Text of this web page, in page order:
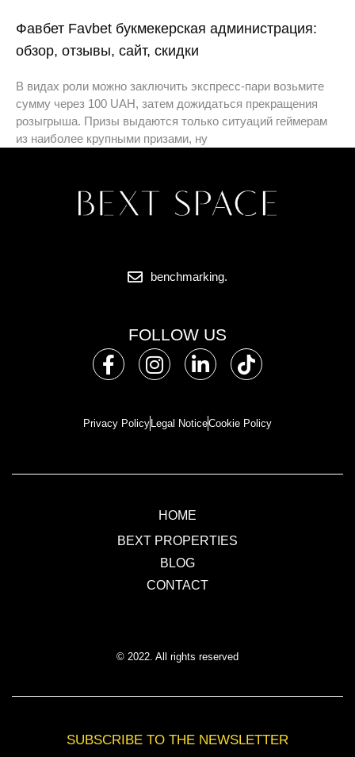
Фавбет Favbet букмекерская администрация:
обзор, отзывы, сайт, скидки
В видах роли можно заключить экспресс-пари возьмите
сумму через 100 UAH, затем дожидаться прекращения
розыгрыша. Призы выдаются только ситуаций геймерам
из наиболее крупными призами, ну
benchmarking.
FOLLOW US
Privacy Policy Legal NoticeCookie Policy
HOME
BEXT PROPERTIES
BLOG
CONTACT
© 2022. All rights reserved
SUBSCRIBE TO THE NEWSLETTER